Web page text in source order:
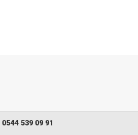
0544 539 09 91